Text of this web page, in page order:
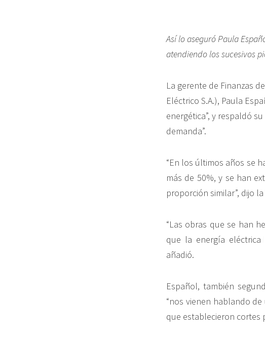
Así lo aseguró Paula
atendiendo los sucesivos
La gerente de Finanzas
Eléctrico S.A.), Paula
energética”, y respaldó
demanda”.
“En los últimos años se
más de 50%, y se han
proporción similar”, dijo
“Las obras que se han
que la energía
añadió.
Español, también
“nos vienen hablando
que establecieron cortes